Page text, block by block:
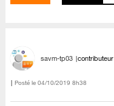
savm-tp03 contributeur
Posté le ‎04/10/2019 8h38